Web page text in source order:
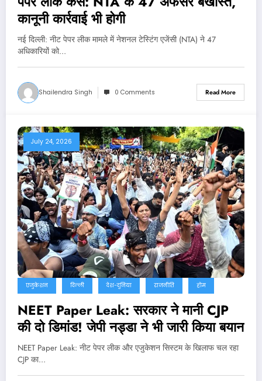
कानूनी कार्रवाई भी होगी
नई दिल्‍ली: नीट पेपर लीक मामले में नेशनल टेस्टिंग एजेंसी (NTA) ने 47
अधिकारियों को…
Shailendra Singh 0 Comments Read More
July 24, 2026
एजुकेशन दिल्ली देश-दुनिया राजनीति होम
NEET Paper Leak: सरकार ने मानी CJP
की दो डिमांड! जेपी नड्डा ने भी जारी किया बयान
NEET Paper Leak: नीट पेपर लीक और एजुकेशन सिस्टम के खिलाफ चल रहा
CJP का…